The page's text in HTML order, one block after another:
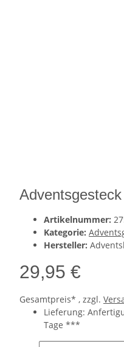
Artikelnummer:
Kategorie:
Hersteller:
29,95 €
Gesamtpreis* , zzgl.
Lieferung:
Tage ***